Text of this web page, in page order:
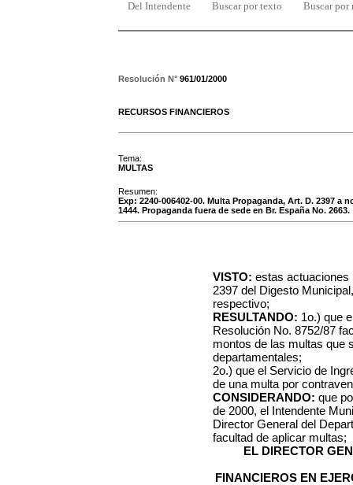
Del Intendente Buscar por texto Buscar por
Resolución N° 961/01/2000
RECURSOS FINANCIEROS
Tema:
MULTAS
Resumen:
Exp: 2240-006402-00. Multa Propaganda, Art. D. 2397 a
1444. Propaganda fuera de sede en Br. España No. 2663.
VISTO: estas actuaciones
2397 del Digesto
respectivo;
RESULTANDO: 1o.) que
Resolución No. 8752/87
montos de las multas que
departamentales;
2o.) que el Servicio de
de una multa por
CONSIDERANDO: que
de 2000, el Intendente
Director General del
facultad de aplicar multas;
EL DIRECTOR
FINANCIEROS EN